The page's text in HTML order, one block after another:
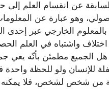
عن انقسام العلم
وهو عبارة عن
بالمعلوم الخارجي عبر
واشتباه في العلم
الجميع مطمئن بأنّه يعي
للإنسان ولو للحظة واحدة
من شخص لشخص، فلا يمكنه